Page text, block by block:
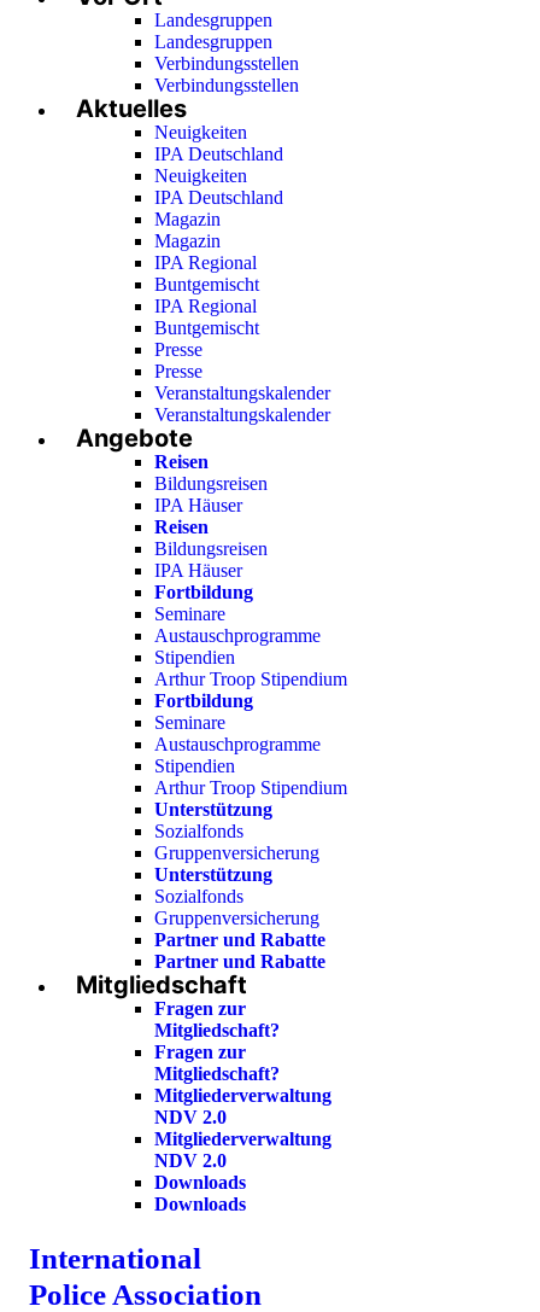
Landesgruppen
Landesgruppen
Verbindungsstellen
Verbindungsstellen
Aktuelles
Neuigkeiten
IPA Deutschland
Neuigkeiten
IPA Deutschland
Magazin
Magazin
IPA Regional
Buntgemischt
IPA Regional
Buntgemischt
Presse
Presse
Veranstaltungskalender
Veranstaltungskalender
Angebote
Reisen
Bildungsreisen
IPA Häuser
Reisen
Bildungsreisen
IPA Häuser
Fortbildung
Seminare
Austauschprogramme
Stipendien
Arthur Troop Stipendium
Fortbildung
Seminare
Austauschprogramme
Stipendien
Arthur Troop Stipendium
Unterstützung
Sozialfonds
Gruppenversicherung
Unterstützung
Sozialfonds
Gruppenversicherung
Partner und Rabatte
Partner und Rabatte
Mitgliedschaft
Fragen zur
Mitgliedschaft?
Fragen zur
Mitgliedschaft?
Mitgliederverwaltung
NDV 2.0
Mitgliederverwaltung
NDV 2.0
Downloads
Downloads
International
Police Association